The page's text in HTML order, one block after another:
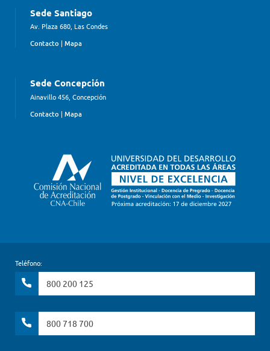
Sede Santiago
Av. Plaza 680, Las Condes
Contacto | Mapa
Sede Concepción
Ainavillo 456, Concepción
Contacto | Mapa
Teléfono:
800 200 125
800 718 700